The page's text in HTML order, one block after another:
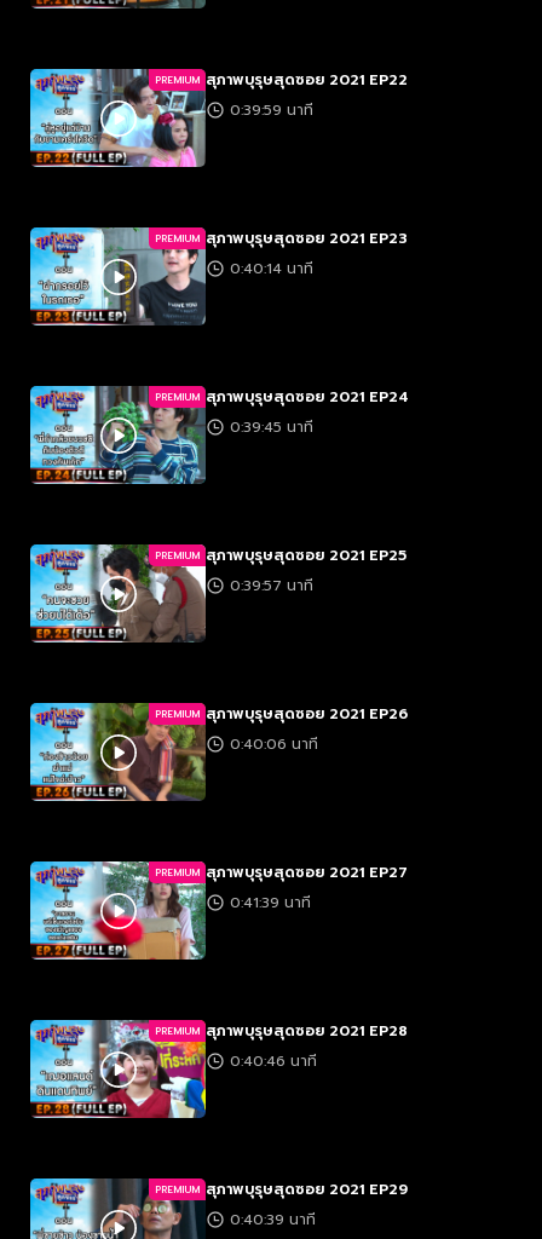
PREMIUM สุภาพบุรุษสุดซอย 2021 EP22
0:39:59 นาที
PREMIUM สุภาพบุรุษสุดซอย 2021 EP23
0:40:14 นาที
PREMIUM สุภาพบุรุษสุดซอย 2021 EP24
0:39:45 นาที
PREMIUM สุภาพบุรุษสุดซอย 2021 EP25
0:39:57 นาที
PREMIUM สุภาพบุรุษสุดซอย 2021 EP26
0:40:06 นาที
PREMIUM สุภาพบุรุษสุดซอย 2021 EP27
0:41:39 นาที
PREMIUM สุภาพบุรุษสุดซอย 2021 EP28
0:40:46 นาที
PREMIUM สุภาพบุรุษสุดซอย 2021 EP29
0:40:39 นาที